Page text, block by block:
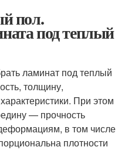
пол.
под теплый
ламинат под теплый
толщину,
При этом
— прочность
в том числе
плотности